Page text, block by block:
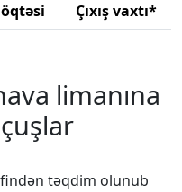
Çıxış vaxtı*
limanına
təqdim olunub